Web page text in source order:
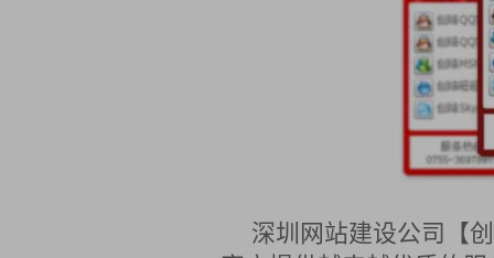
深圳网站建设公司【